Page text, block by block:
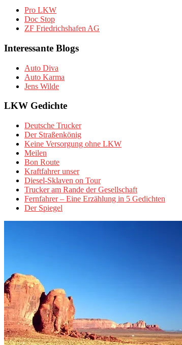
Pro LKW
Doc Stop
ZF Friedrichshafen AG
Interessante Blogs
Auto Diva
Auto Karma
Jens Wilde
LKW Gedichte
Deutsche Trucker
Der Straßenkönig
Keine Versorgung ohne LKW
Meilen
Bon Route
Kraftfahrer unser
Diesel-Sklaven on Tour
Trucker am Rande der Gesellschaft
Fernfahrer – Eine Erzählung in 5 Gedichten
Der Spiegel